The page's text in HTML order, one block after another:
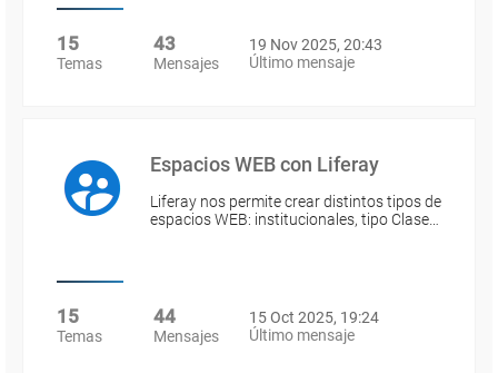
15
Temas
43
Mensajes
19 Nov 2025, 20:43
Último mensaje
Espacios WEB con Liferay
Liferay nos permite crear distintos tipos de
espacios WEB: institucionales, tipo Clase…
15
Temas
44
Mensajes
15 Oct 2025, 19:24
Último mensaje